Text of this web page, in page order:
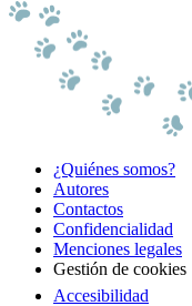
¿Quiénes somos?
Autores
Contactos
Confidencialidad
Menciones legales
Gestión de cookies
Accesibilidad